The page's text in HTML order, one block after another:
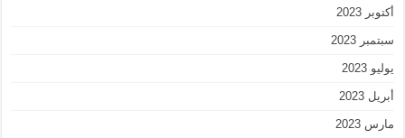
أكتوبر 2023
سبتمبر 2023
يوليو 2023
أبريل 2023
مارس 2023